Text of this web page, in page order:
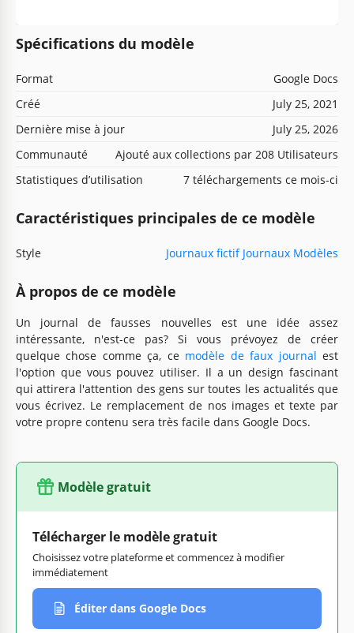
Spécifications du modèle
Format
Google Docs
Créé
July 25, 2021
Dernière mise à jour
July 25, 2026
Communauté
Ajouté aux collections par 208 Utilisateurs
Statistiques d’utilisation
7 téléchargements ce mois-ci
Caractéristiques principales de ce modèle
Style Journaux fictif Journaux Modèles
À propos de ce modèle
Un journal de fausses nouvelles est une idée assez
intéressante, n'est-ce pas? Si vous prévoyez de créer
quelque chose comme ça, ce modèle de faux journal est
l'option que vous pouvez utiliser. Il a un design fascinant
qui attirera l'attention des gens sur toutes les actualités que
vous écrivez. Le remplacement de nos images et texte par
votre propre contenu sera très facile dans Google Docs.
Modèle gratuit
Télécharger le modèle gratuit
Choisissez votre plateforme et commencez à modifier
immédiatement
Éditer dans Google Docs